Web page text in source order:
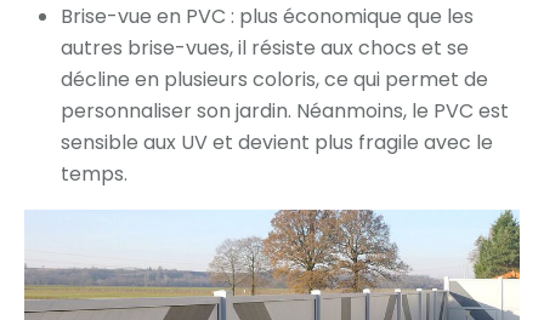
Brise-vue en PVC : plus économique que les
autres brise-vues, il résiste aux chocs et se
décline en plusieurs coloris, ce qui permet de
personnaliser son jardin. Néanmoins, le PVC est
sensible aux UV et devient plus fragile avec le
temps.